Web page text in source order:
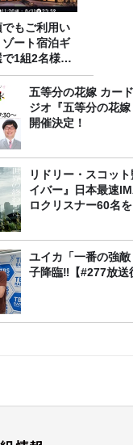
でもご利用い
ート宿泊ギ
1組2名様に
五等分の花嫁 カー
ジオ『五等分の花
開催決定！
リドリー・スコッ
イバー』日本最速
ロクリスナー60名を
ユイカ「一番の強
子降臨‼【#277放送